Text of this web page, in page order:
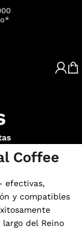
Coffee
efectivas,
y compatibles
del Reino